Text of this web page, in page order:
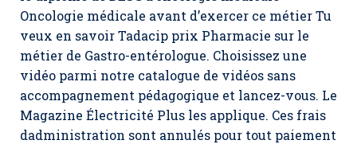
Oncologie médicale avant d’exercer ce métier Tu
veux en savoir Tadacip prix Pharmacie sur le
métier de Gastro-entérologue. Choisissez une
vidéo parmi notre catalogue de vidéos sans
accompagnement pédagogique et lancez-vous. Le
Magazine Électricité Plus les applique. Ces frais
dadministration sont annulés pour tout paiement